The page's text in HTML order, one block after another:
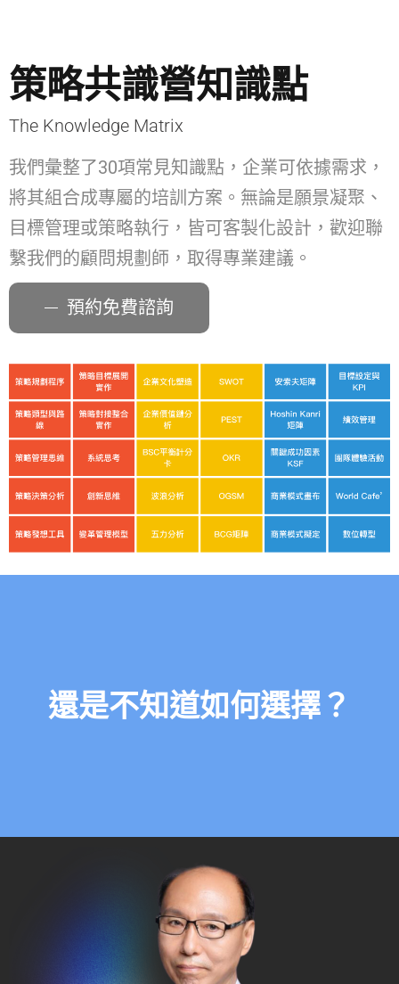
策略共識營知識點
The Knowledge Matrix
我們彙整了30項常見知識點，企業可依據需求，
將其組合成專屬的培訓方案。無論是願景凝聚、
目標管理或策略執行，皆可客製化設計，歡迎聯
繫我們的顧問規劃師，取得專業建議。
預約免費諮詢
還是不知道如何選擇？